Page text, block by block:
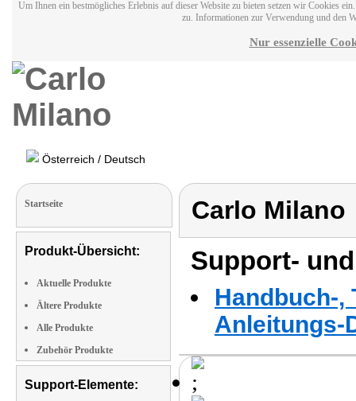
Um Ihnen ein bestmögliches Erlebnis auf dieser Website zu bieten setzen wir Cookies
zu. Informationen zur Verwendung und den
Nur essenzielle
Österreich / Deutsch
Startseite
Produkt-Übersicht:
Aktuelle Produkte
Ältere Produkte
Alle Produkte
Zubehör Produkte
Support-Elemente:
Carlo Milano
Support-
Handbuch-,
Anleitungs-